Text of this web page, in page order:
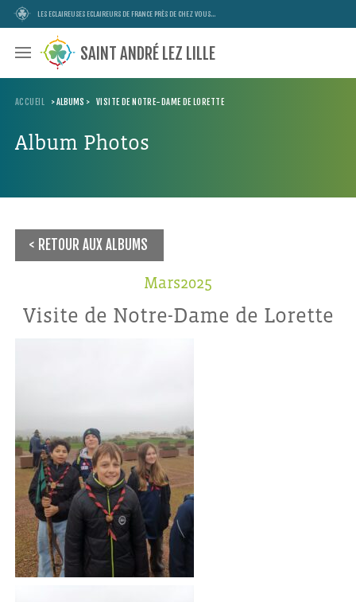
LES ECLAIREUSES ECLAIREURS DE FRANCE PRÈS DE CHEZ VOUS...
SAINT ANDRÉ LEZ LILLE
ACCUEIL >ALBUMS > VISITE DE NOTRE-DAME DE LORETTE
Album Photos
RETOUR AUX ALBUMS
Mars2025
Visite de Notre-Dame de Lorette